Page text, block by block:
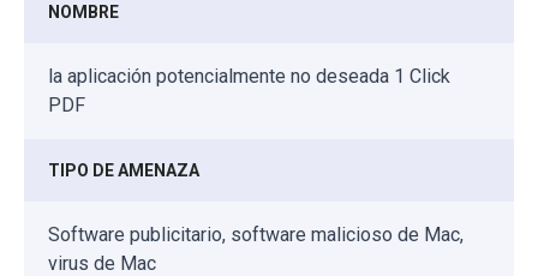
NOMBRE
la aplicación potencialmente no deseada 1 Click
PDF
TIPO DE AMENAZA
Software publicitario, software malicioso de Mac,
virus de Mac